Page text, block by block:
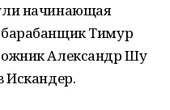
начинающая
Тимур
Александр Шу
Искандер.